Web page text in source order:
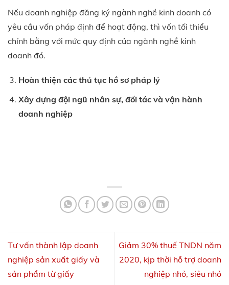
Nếu doanh nghiệp đăng ký ngành nghề kinh doanh có
yêu cầu vốn pháp định để hoạt động, thì vốn tối thiểu
chính bằng với mức quy định của ngành nghề kinh
doanh đó.
Hoàn thiện các thủ tục hồ sơ pháp lý
Xây dựng đội ngũ nhân sự, đối tác và vận hành
doanh nghiệp
Tư vấn thành lập doanh
nghiệp sản xuất giấy và
sản phẩm từ giấy
Giảm 30% thuế TNDN năm
2020, kịp thời hỗ trợ doanh
nghiệp nhỏ, siêu nhỏ